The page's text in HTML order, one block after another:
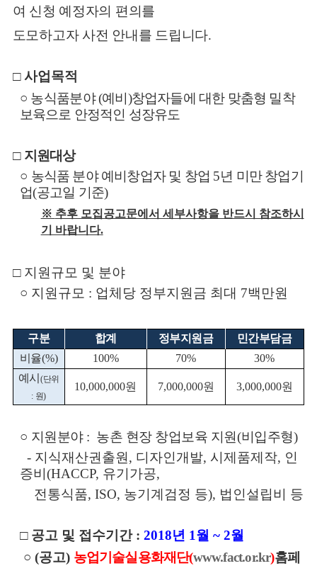
여 신청 예정자의 편의를
도모하고자 사전 안내를 드립니다.
□ 사업목적
○ 농식품분야(예비 )창업자들에 대한 맞춤형 밀착
보육으로 안정적인 성장유도
□ 지원대상
○ 농식품 분야 예비창업자 및 창업 5년 미만 창업기
업(공고일 기준)
※ 추후 모집공고문에서 세부사항을 반드시 참조하시
기 바랍니다.
□ 지원규모 및 분야
○ 지원규모 : 업체당 정부지원금 최대 7백만원
구분 합계 정부지원금
민간부담금
비율(%) 100% 70%
30%
예시 (단위
: 원)
10,000,000원 7,000,000원 3,000,000원
○ 지원분야 : 농촌 현장 창업보육 지원(비입주형)
- 지식재산권출원, 디자인개발, 시제품제작, 인
증비 (HACCP, 유기가공,
전통식품, ISO, 농기계검정 등), 법인설립비 등
□ 공고 및 접수기간 : 2018년 1월 ~ 2월
○ (공고) 농업기술실용화재단(www.fact.or.kr)홈페